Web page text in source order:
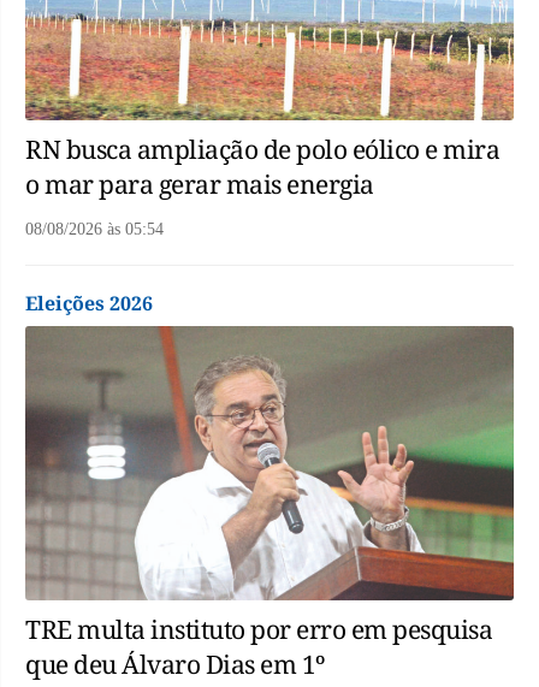
RN busca ampliação de polo eólico e mira
o mar para gerar mais energia
08/08/2026 às 05:54
Eleições 2026
TRE multa instituto por erro em pesquisa
que deu Álvaro Dias em 1º